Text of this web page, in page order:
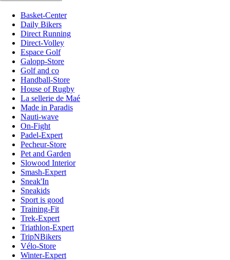
Basket-Center
Daily Bikers
Direct Running
Direct-Volley
Espace Golf
Galopp-Store
Golf and co
Handball-Store
House of Rugby
La sellerie de Maé
Made in Paradis
Nauti-wave
On-Fight
Padel-Expert
Pecheur-Store
Pet and Garden
Slowood Interior
Smash-Expert
Sneak'In
Sneakids
Sport is good
Training-Fit
Trek-Expert
Triathlon-Expert
TripNBikers
Vélo-Store
Winter-Expert